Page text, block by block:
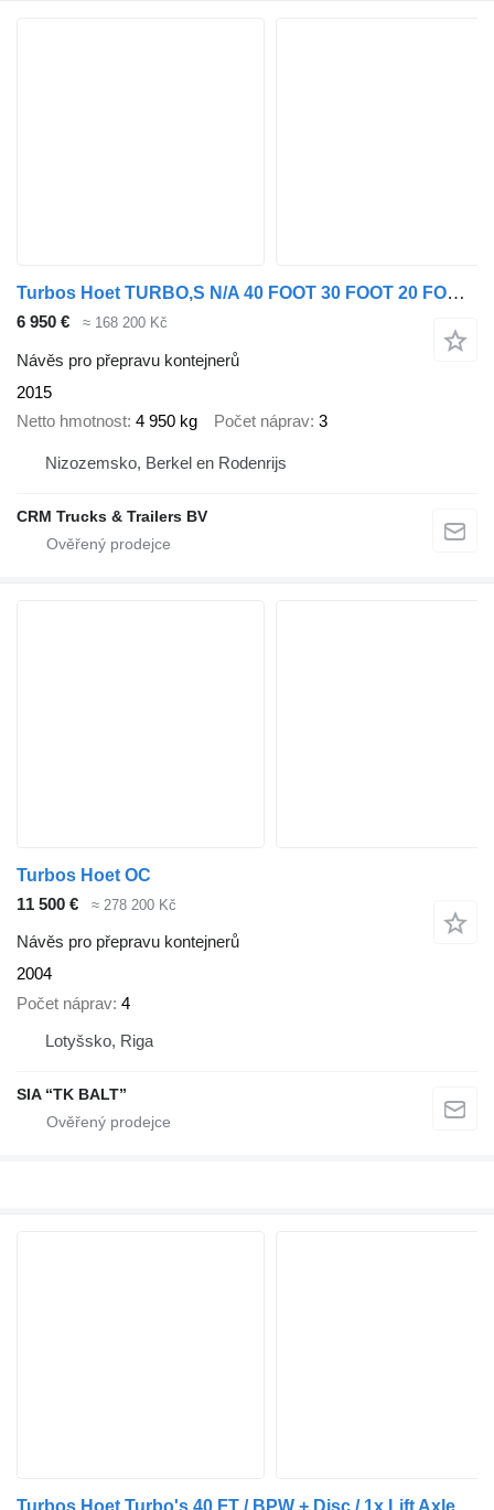
Turbos Hoet TURBO,S N/A 40 FOOT 30 FOOT 20 FOOT. EXTENDIBLE /ADR/BPW DISC
6 950 € ≈ 168 200 Kč
Návěs pro přepravu kontejnerů
2015
Netto hmotnost 4 950 kg Počet náprav 3
Nizozemsko, Berkel en Rodenrijs
CRM Trucks & Trailers BV
Turbos Hoet OC
11 500 €
≈ 278 200 Kč
Návěs pro přepravu kontejnerů
2004
Počet náprav 4
Lotyšsko, Riga
SIA “TK BALT”